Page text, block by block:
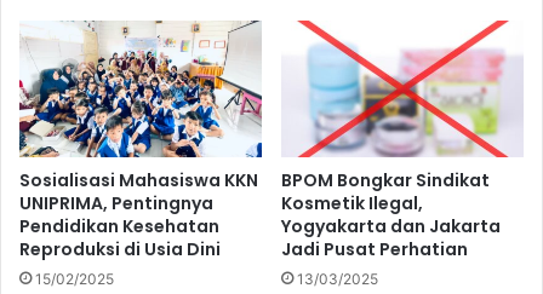
Sosialisasi Mahasiswa KKN
UNIPRIMA, Pentingnya
Pendidikan Kesehatan
Reproduksi di Usia Dini
15/02/2025
BPOM Bongkar Sindikat
Kosmetik Ilegal,
Yogyakarta dan Jakarta
Jadi Pusat Perhatian
13/03/2025